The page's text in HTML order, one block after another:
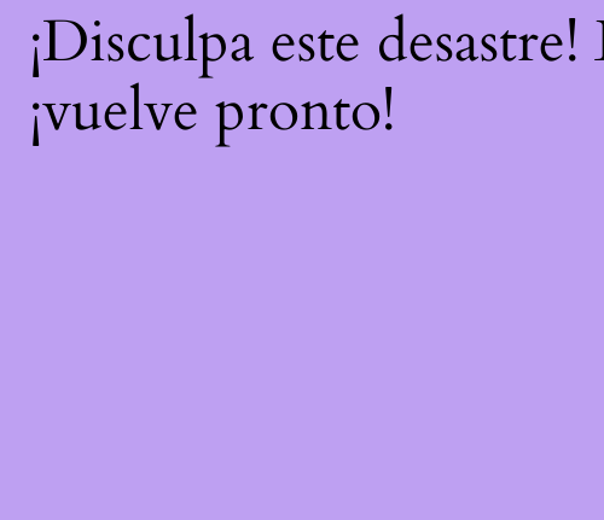
¡Disculpa este
¡vuelve pronto!